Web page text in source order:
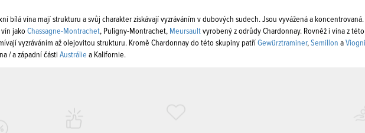
bílá vína mají strukturu a svůj charakter získávají vyzráváním v dubových sudech. Jsou vyvážená a
jako Chassagne-Montrachet, Puligny-Montrachet, Meursault vyrobený z odrůdy Chardonnay. Rovněž i vína z
vyzráváním až olejovitou strukturu. Kromě Chardonnay do této skupiny patří Gewürztraminer, Semillon a
/ a západní části Austrálie a Kalifornie.